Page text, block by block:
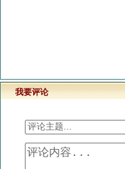
我要评论